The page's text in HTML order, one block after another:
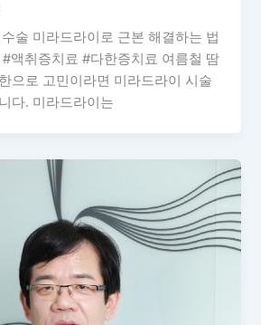
술 미라드라이로 근본 해결하는 법
액취증치료 #다한증치료 여름철 땀
으로 고민이라면 미라드라이 시술
다. 미라드라이는